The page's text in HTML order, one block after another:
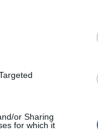
or Sharing
for which it
sus
estilos y
y aspas